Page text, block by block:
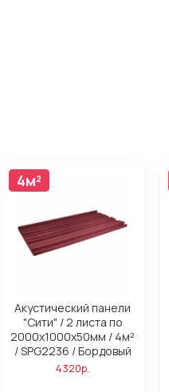
4м²
4м²
Акустический панели
"Сити" / 2 листа по
2000х1000х50мм / 4м²
/ SPG2236 / Бордовый
4320р.